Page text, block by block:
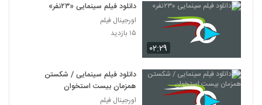
۰۲:۲۹
دانلود فیلم سینمایی «۲۳نفر»
اورجینال فیلم
۱۵ بازدید
دانلود فیلم سینمایی / شکستن
همزمان بیست استخوان
اورجینال فیلم